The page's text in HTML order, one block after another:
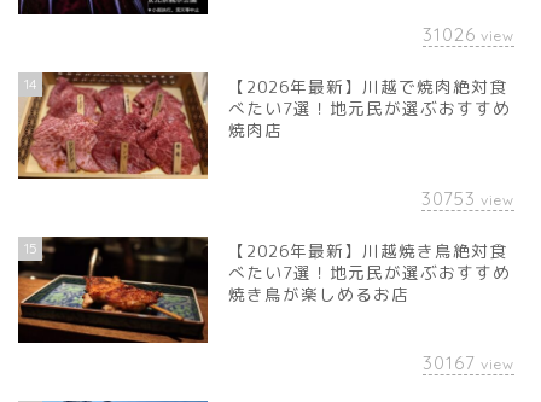
31026 view
14
【2026年最新】川越で焼肉絶対食
べたい7選！地元民が選ぶおすすめ
焼肉店
30753 view
15
【2026年最新】川越焼き鳥絶対食
べたい7選！地元民が選ぶおすすめ
焼き鳥が楽しめるお店
30167 view